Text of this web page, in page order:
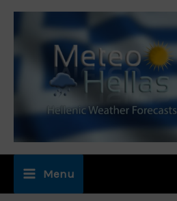
Μετάβαση
περιεχόμενο
Menu